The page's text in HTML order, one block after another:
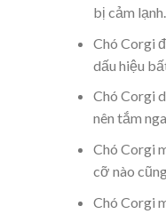
bị cảm lạnh.
Chó Corgi
dấu hiệu
Chó Corgi
nên tắm
Chó Corgi
cỡ nào
Chó Corgi